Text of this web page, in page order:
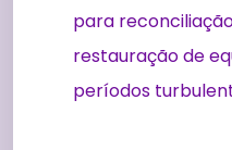
para
restauração de
períodos